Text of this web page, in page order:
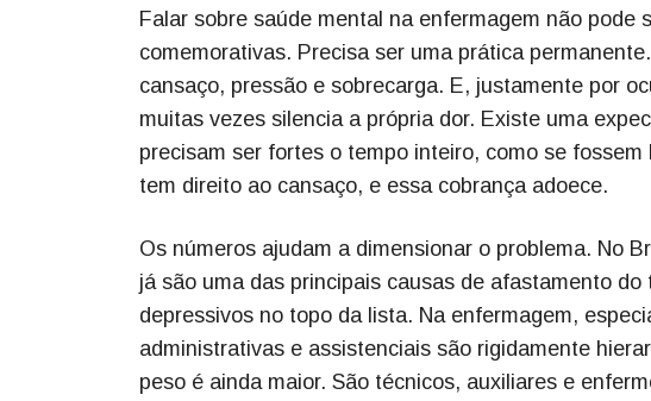
Falar sobre saúde mental na enfermagem não pode
comemorativas. Precisa ser uma prática
cansaço, pressão e sobrecarga. E, justamente por
muitas vezes silencia a própria dor. Existe uma
precisam ser fortes o tempo inteiro, como se
tem direito ao cansaço, e essa cobrança adoece.
Os números ajudam a dimensionar o problema. No
já são uma das principais causas de afastamento
depressivos no topo da lista. Na enfermagem,
administrativas e assistenciais são rigidamente
peso é ainda maior. São técnicos, auxiliares e